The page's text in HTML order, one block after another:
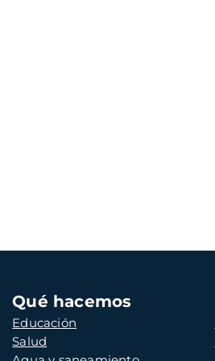
Qué hacemos
Educación
Salud